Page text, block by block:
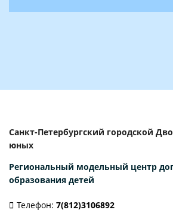
Санкт-Петербургский городской
юных
Региональный модельный центр
образования детей
Телефон: 7(812)3106892